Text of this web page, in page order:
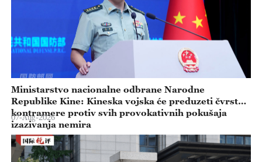
Ministarstvo nacionalne odbrane Narodne
Republike Kine: Kineska vojska će preduzeti čvrste
kontramere protiv svih provokativnih pokušaja
izazivanja nemira
07-Aug-2026